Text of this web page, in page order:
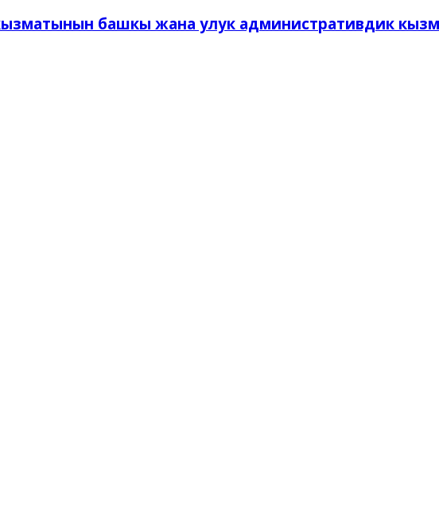
башкы жана улук административдик